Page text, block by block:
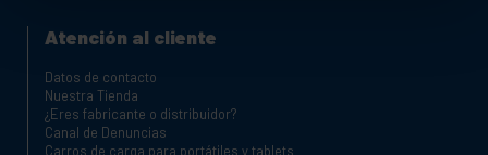
Atención al cliente
Datos de contacto
Nuestra Tienda
¿Eres fabricante o distribuidor?
Canal de Denuncias
Carros de carga para portátiles y tablets